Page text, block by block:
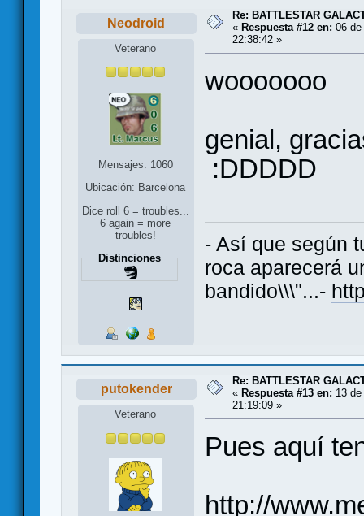
Neodroid
Veterano
Mensajes: 1060
Ubicación: Barcelona
Dice roll 6 = troubles...
6 again = more
troubles!
Distinciones
Re: BATTLESTAR
« Respuesta #12 en: 06 de
22:38:42 »
wooooooo
genial,
:DDDDD
- Así que según
roca aparecerá
bandido\\\"...-
putokender
Veterano
Re: BATTLESTAR
« Respuesta #13 en: 13
21:19:09 »
Pues aquí
http://